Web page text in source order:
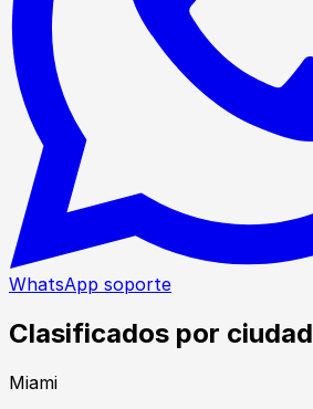
WhatsApp soporte
Clasificados por ciudad
Miami